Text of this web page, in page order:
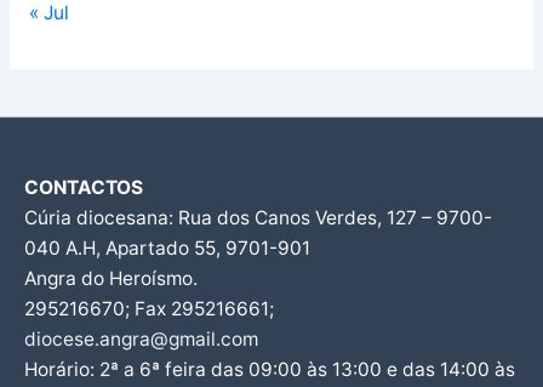
« Jul
CONTACTOS
Cúria diocesana: Rua dos Canos Verdes, 127 – 9700-
040 A.H, Apartado 55, 9701-901
Angra do Heroísmo.
295216670; Fax 295216661;
diocese.angra@gmail.com
Horário: 2ª a 6ª feira das 09:00 às 13:00 e das 14:00 às